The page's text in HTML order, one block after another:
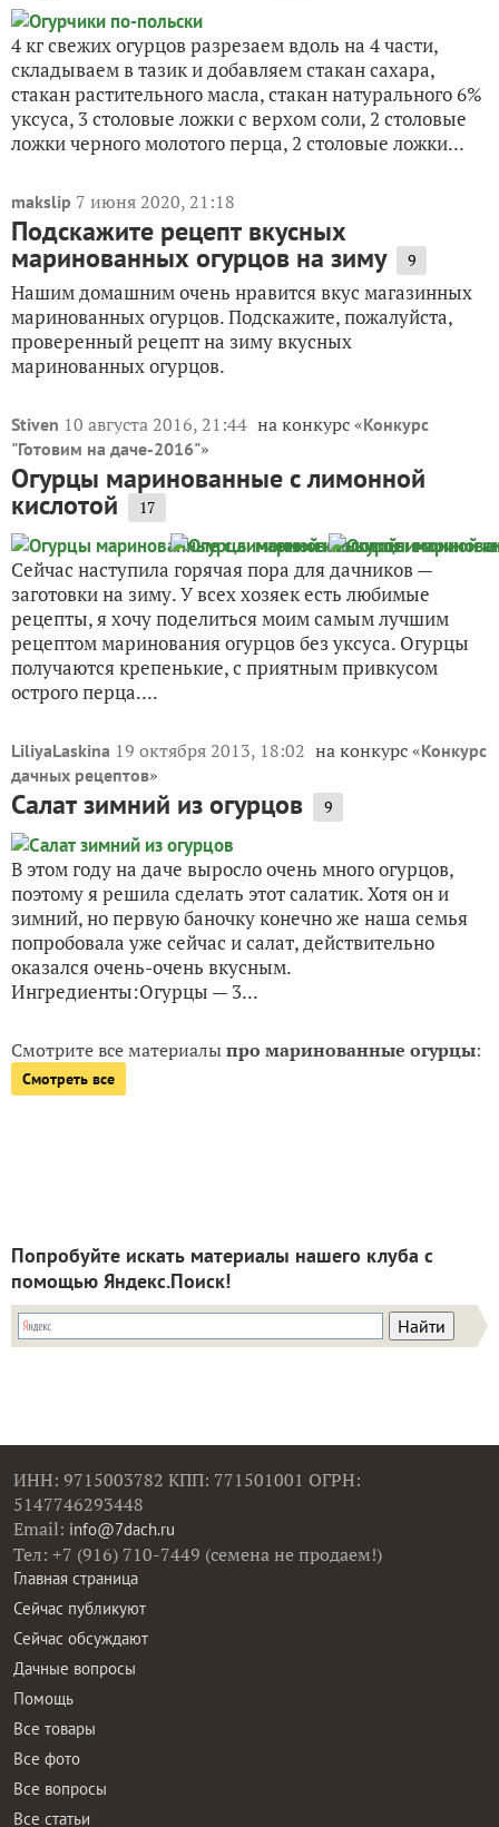
4 кг свежих огурцов разрезаем вдоль на 4 части,
складываем в тазик и добавляем стакан сахара,
стакан растительного масла, стакан натурального 6%
уксуса, 3 столовые ложки с верхом соли, 2 столовые
ложки черного молотого перца, 2 столовые ложки...
makslip 7 июня 2020, 21:18
Подскажите рецепт вкусных
маринованных огурцов на зиму 9
Нашим домашним очень нравится вкус магазинных
маринованных огурцов. Подскажите, пожалуйста,
проверенный рецепт на зиму вкусных
маринованных огурцов.
Stiven 10 августа 2016, 21:44 на конкурс «Конкурс
"Готовим на даче-2016"»
Огурцы маринованные с лимонной
кислотой 17
Сейчас наступила горячая пора для дачников —
заготовки на зиму. У всех хозяек есть любимые
рецепты, я хочу поделиться моим самым лучшим
рецептом маринования огурцов без уксуса. Огурцы
получаются крепенькие, с приятным привкусом
острого перца....
LiliyaLaskina 19 октября 2013, 18:02 на конкурс «Конкурс
дачных рецептов»
Салат зимний из огурцов 9
В этом году на даче выросло очень много огурцов,
поэтому я решила сделать этот салатик. Хотя он и
зимний, но первую баночку конечно же наша семья
попробовала уже сейчас и салат, действительно
оказался очень-очень вкусным.
Ингредиенты:Огурцы — 3...
Смотрите все материалыпро маринованные огурцы:
Смотреть все
Попробуйте искать материалы нашего клуба с
помощью Яндекс.Поиск!
ИНН: 9715003782 КПП: 771501001 ОГРН:
5147746293448
Email: info@7dach.ru
Тел: +7 (916) 710-7449 (семена не продаем!)
Главная страница
Сейчас публикуют
Сейчас обсуждают
Дачные вопросы
Помощь
Все товары
Все фото
Все вопросы
Все статьи